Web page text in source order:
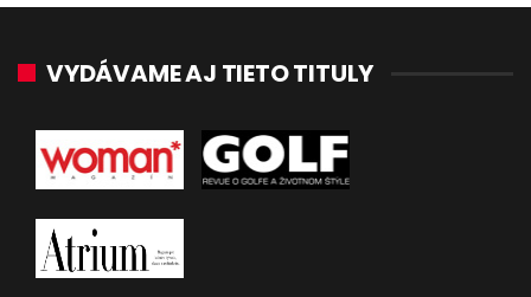
VYDÁVAME AJ TIETO TITULY